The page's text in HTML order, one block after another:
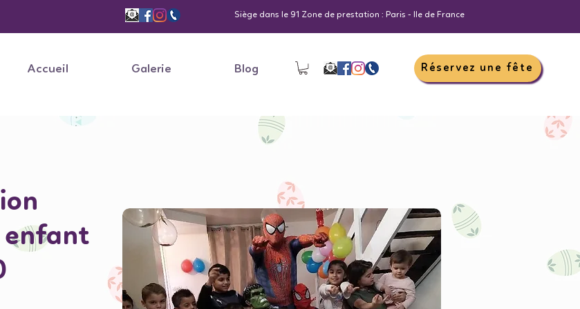
Siège dans le 91 Zone de prestation : Paris - Ile de France
Accueil Galerie Blog Réservez une fête
enfant